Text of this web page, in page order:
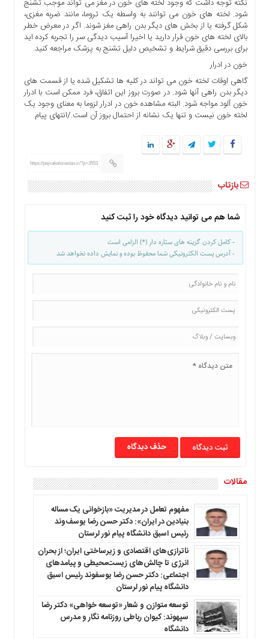
نکته توجه داشت که وجود لخته های خون در مغز می تواند موجب تشنج
شود. لخته های خون می توانند به واسطه یک تروما، مانند ضربه مغزی،
شکل گرفته یا از بخش های دیگر بدن راهی مغز شوند. اگر در معرض خطر
بالای لخته های خون قرار دارید یا اخیرا آسیب دیدگی سر را تجربه کرده اید
برای بررسی دقیق شرایط و تشخیص دلیل تشنج به پزشک مراجعه کنید.
خون در ادرار
گاهی اوقات لخته خون می تواند در کلیه ها تشکیل شده یا از قسمت های
دیگر بدن راهی آنها شود. در صورت بروز این اتفاق، فرد ممکن است با ادرار
خون آلود مواجه شود. البته مشاهده خون در ادرار لزوما به معنای وجود یک
لخته خون نیست و تنها یک نشانه از احتمال بروز آن است./انتهای پیام
https://pejvakelorestan.ir/?p=3553
بازتاب
شما هم می توانید دیدگاه خود را ثبت کنید
- کامل کردن گزینه های ستاره دار (*) الزامی است
- آدرس پست الکترونیکی شما محفوظ بوده و نمایش داده نخواهد شد
حذف دیدگاه
مقالات
مفهوم تعامل در مدیریت «بازخوانی یک مساله
بنیادین در ایران»: دکتر حسن رضا یوسف‌وند
رئیس اسبق دانشگاه پیام نور لرستان
ناترازی‌های اقتصادی و زیرساختی ایران؛ از بحران
انرژی تا چالش‌های زیست‌محیطی و پیامدهای
اجتماعی: دکتر حسن رضا یوسفوند رئیس اسبق
دانشگاه پیام نور لرستان
توسعه متوازن و شعار «توسعه خواهی» دکتر رضا
سپهوند: کیوان رباطی روزنامه نگار و مدرس
دانشگاه